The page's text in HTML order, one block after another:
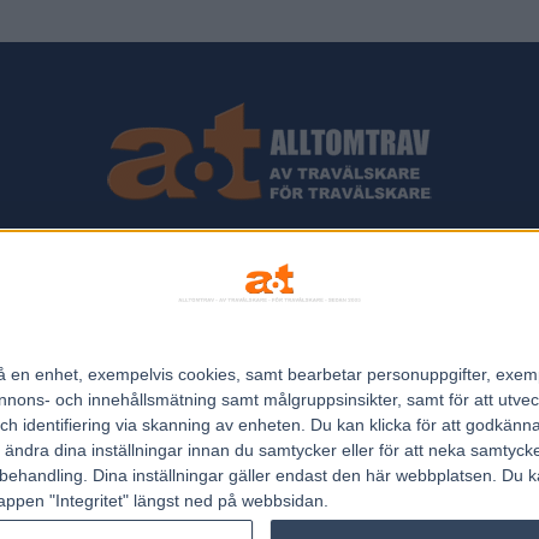
enhet, exempelvis cookies, samt bearbetar personuppgifter,
och innehållsmätning samt målgruppsinsikter, samt för att
identifiering via skanning av enheten. Du kan klicka för att
dina inställningar innan du samtycker eller för att neka
Dina inställningar gäller endast den här webbplatsen. Du
"Integritet" längst ned på webbsidan.
Allt Om Trav - För Travälskare - Av Travälskare - sedan 2005.
Kontakta oss:kontakt@regemedia.se